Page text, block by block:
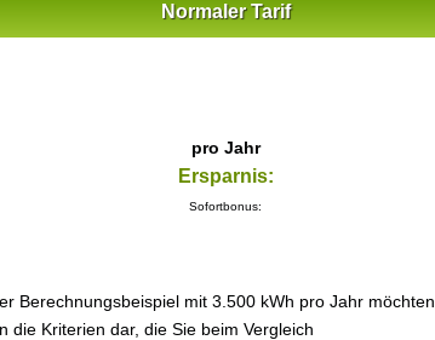
Normaler Tarif
pro Jahr
Ersparnis:
Sofortbonus:
Berechnungsbeispiel mit 3.500 kWh pro Jahr möchten
die Kriterien dar, die Sie beim Vergleich